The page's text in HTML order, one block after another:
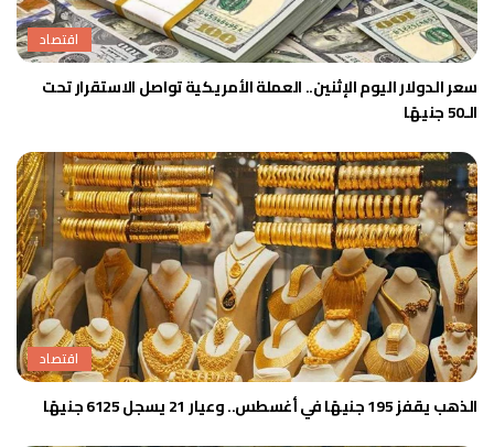
اقتصاد
سعر الدولار اليوم الإثنين.. العملة الأمريكية تواصل الاستقرار تحت
الـ50 جنيهًا
اقتصاد
الذهب يقفز 195 جنيهًا في أغسطس.. وعيار 21 يسجل 6125 جنيهًا